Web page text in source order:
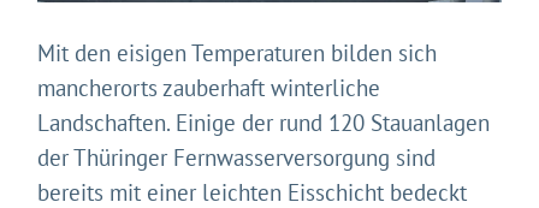
Mit den eisigen Temperaturen bilden sich
mancherorts zauberhaft winterliche
Landschaften. Einige der rund 120 Stauanlagen
der Thüringer Fernwasserversorgung sind
bereits mit einer leichten Eisschicht bedeckt